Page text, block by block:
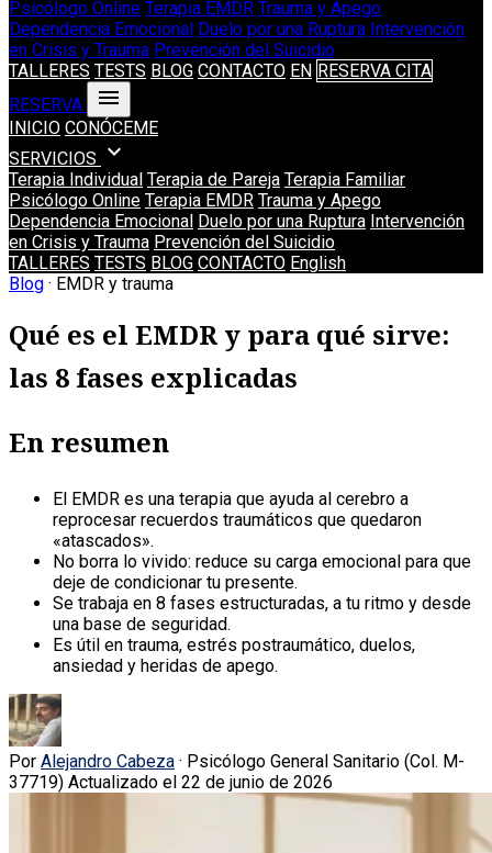
Psicólogo Online Terapia EMDR Trauma y Apego
Dependencia Emocional Duelo por una Ruptura Intervención
en Crisis y Trauma Prevención del Suicidio
TALLERES TESTS BLOG CONTACTO EN RESERVA CITA
RESERVA
menu
INICIO CONÓCEME
SERVICIOS expand_more
Terapia Individual Terapia de Pareja Terapia Familiar
Psicólogo Online Terapia EMDR Trauma y Apego
Dependencia Emocional Duelo por una Ruptura Intervención
en Crisis y Trauma Prevención del Suicidio
TALLERES TESTS BLOG CONTACTO English
Blog · EMDR y trauma
Qué es el EMDR y para qué sirve:
las 8 fases explicadas
En resumen
El EMDR es una terapia que ayuda al cerebro a
reprocesar recuerdos traumáticos que quedaron
«atascados».
No borra lo vivido: reduce su carga emocional para que
deje de condicionar tu presente.
Se trabaja en 8 fases estructuradas, a tu ritmo y desde
una base de seguridad.
Es útil en trauma, estrés postraumático, duelos,
ansiedad y heridas de apego.
Por Alejandro Cabeza · Psicólogo General Sanitario (Col. M-
37719) Actualizado el 22 de junio de 2026